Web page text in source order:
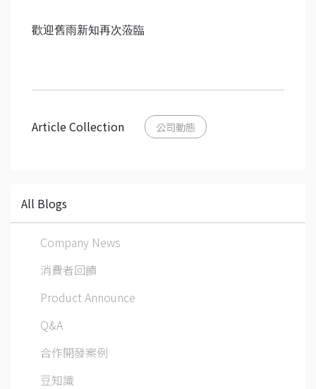
歡迎舊雨新知再次蒞臨
Article Collection 公司動態
All Blogs
Company News
消費者回饋
Product Announce
Q&A
合作開發案例
豆知識